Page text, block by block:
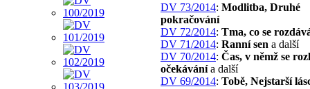
DV 73/2014: Modlitba, Druhé
pokračování
DV 72/2014: Tma, co se
DV 71/2014: Ranní sen a další
DV 70/2014: Čas, v němž se
očekávánía další
DV 69/2014: Tobě, Nejstarší